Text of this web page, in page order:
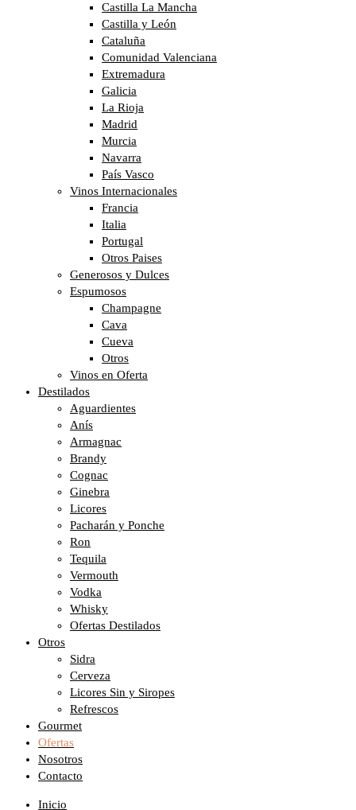
Castilla La Mancha
Castilla y León
Cataluña
Comunidad Valenciana
Extremadura
Galicia
La Rioja
Madrid
Murcia
Navarra
País Vasco
Vinos Internacionales
Francia
Italia
Portugal
Otros Paises
Generosos y Dulces
Espumosos
Champagne
Cava
Cueva
Otros
Vinos en Oferta
Destilados
Aguardientes
Anís
Armagnac
Brandy
Cognac
Ginebra
Licores
Pacharán y Ponche
Ron
Tequila
Vermouth
Vodka
Whisky
Ofertas Destilados
Otros
Sidra
Cerveza
Licores Sin y Siropes
Refrescos
Gourmet
Ofertas
Nosotros
Contacto
Inicio